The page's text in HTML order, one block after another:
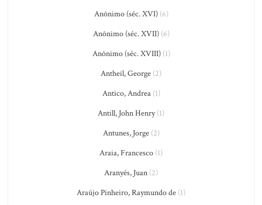
Anônimo (séc. XVI)(6)
Anônimo (séc. XVII)(6)
Anônimo (séc. XVIII)(1)
Antheil, George (2)
Antico, Andrea(1)
Antill, John Henry(1)
Antunes, Jorge(2)
Araia, Francesco (1)
Aranyés, Juan (2)
Araújo Pinheiro, Raymundo de (1)